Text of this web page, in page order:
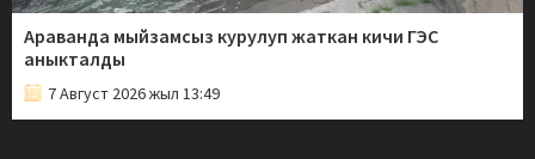
Араванда мыйзамсыз курулуп жаткан кичи ГЭС
аныкталды
7 Август 2026 жыл 13:49